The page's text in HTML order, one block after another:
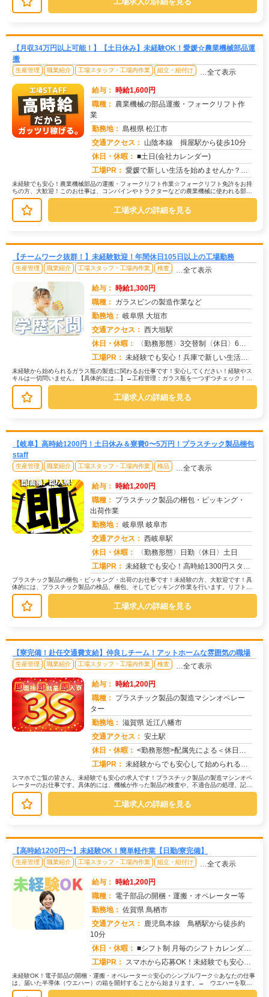
【月収34万円以上可能！】【土日休み】未経験OK！愛媛☆農業機械部品運
搬
生産管理 職業紹介 工場スタッフ・工場内作業 組立・組付け …全て表示
給与： 時給1,600円
職種： 農業機械の部品運搬・フォークリフト作
業
勤務地： 島根県 松江市
交通アクセス： 山陰本線 揖屋駅から徒歩10分
休日・休暇： ■土日(会社カレンダー)
工場PR： 愛媛で新しい生活を始めませんか？☆ すぐに住める寮完備！面倒な手続きは一切不要です。☆ 男女問わず活躍中！年齢や性...
未経験でも安心！農業機械部品の運搬・フォークリフト作業☆フォークリフト免許をお持
ちの方、大歓迎！このお仕事は、コンバインやトラクターなどの農業機械に使われる部品
の運搬が中心です。→ 具体的には、...
工場求人の詳細を見る
【チームワーク抜群！】未経験歓迎！年間休日105日以上の工場勤務
生産管理 職業紹介 工場スタッフ・工場内作業 検査 …全て表示
給与： 時給1,300円
職種： ガラスビンの製造作業など
勤務地： 岐阜県 大垣市
交通アクセス： 西大垣駅
休日・休暇：
〈勤務形態〉3交替制〈休日〉6勤2休★ＧＷ★夏季休暇★冬季休暇★年末年始
工場PR： 未経験でも安心！兵庫で新しい生活を始めませんか？日勤のみだから、自分のペースで働けます。疲れにくく、しっかり睡眠も...
未経験から始められるガラス瓶の製造に関わるお仕事です！安心してください！経験やス
キルは一切問いません。【具体的には…】→工程管理：ガラス瓶を一つずつチェック！目
で見て、触って、ゲージで測って品質...
工場求人の詳細を見る
【岐阜】高時給1200円！土日休み＆寮費0〜5万円！プラスチック製品梱包
staff
生産管理 職業紹介 工場スタッフ・工場内作業 検品 …全て表示
給与： 時給1,200円
職種： プラスチック製品の梱包・ピッキング・
出荷作業
勤務地： 岐阜県 岐阜市
交通アクセス： 西岐阜駅
休日・休暇：
〈勤務形態〉日勤〈休日〉土日
工場PR： 未経験でも安心！高時給1300円スタートのチャンス！→ 先輩スタッフが丁寧に指導しますので、安心してスキルを磨けま...
プラスチック製品の梱包・ピッキング・出荷のお仕事です！未経験の方、大歓迎です！具
体的には、プラスチック製品の検品、梱包、そしてピッキング作業を行います。リフトを
使って製品の搬入出もお願いしますが...
工場求人の詳細を見る
【寮完備！赴任交通費支給】仲良しチーム！アットホームな雰囲気の職場
生産管理 職業紹介 工場スタッフ・工場内作業 検査 …全て表示
給与： 時給1,200円
職種： プラスチック製品の製造マシンオペレー
ター
勤務地： 滋賀県 近江八幡市
交通アクセス： 安土駅
休日・休暇： <勤務形態>配属先による＜休日＞工場カレンダーによる
工場PR： 未経験からでも安心して始められるお仕事です！→ 経験・学歴・スキルは一切問いません。未経験者や元期間工の方も多数活...
スマホでご覧の皆さん、未経験でも安心の求人です！プラスチック製品の製造マシンオペ
レーターのお仕事です。具体的には、機械が作った製品の検査や、不適合品の処理、記録
といった作業が中心です。難しい操作...
工場求人の詳細を見る
【高時給1200円〜】未経験OK！簡単軽作業【日勤/寮完備】
生産管理 職業紹介 工場スタッフ・工場内作業 組立・組付け …全て表示
給与： 時給1,200円
職種： 電子部品の開梱・運搬・オペレーター等
勤務地： 佐賀県 鳥栖市
交通アクセス： 鹿児島本線 鳥栖駅から徒歩約
10分
休日・休暇： ■シフト制 月毎のシフトカレンダーによる （生産状況により月に数日遅番シフトの場合有）
工場PR： スマホから応募OK！未経験でも安心の環境です。株式会社京栄センターでは、赴任費用を100％サポート！給料日までのお...
未経験OK！電子部品の開梱・運搬・オペレーター☆安心のシンプルワーク☆あなたの仕事
は、届いた半導体（ウエハー）の箱を開封することから始まります。→ ウエハーを取り
出して台車に載せ、加工装置まで運...